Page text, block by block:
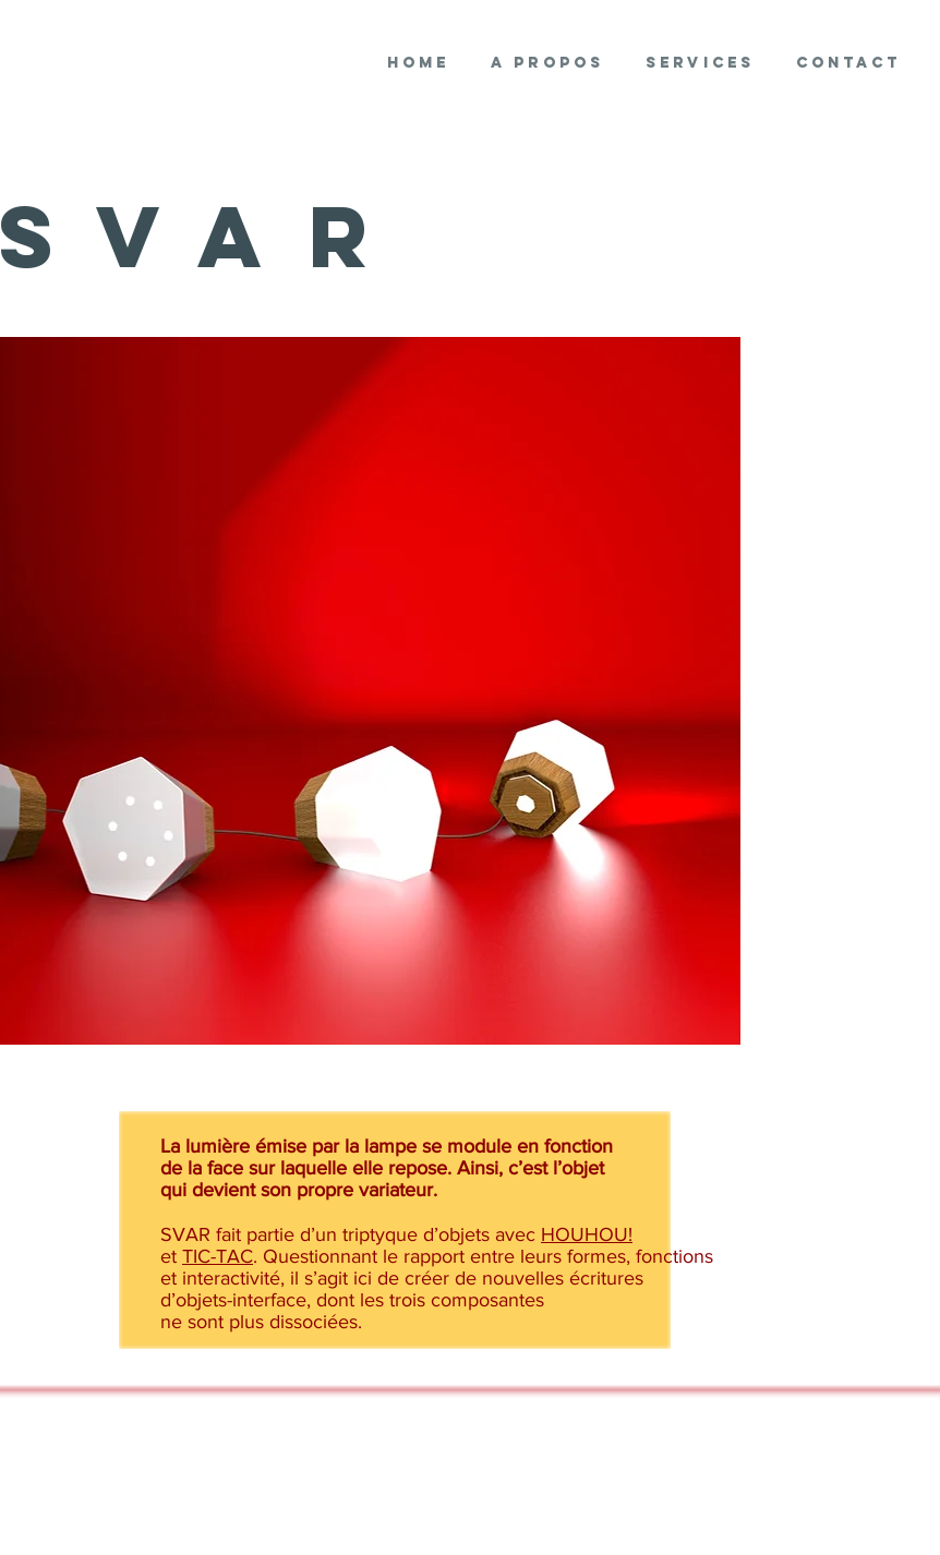
Home A propos Services Contact
SVAR
La lumière émise par la lampe se module en fonction
de la face sur laquelle elle repose. Ainsi, c’est l’objet
qui devient son propre variateur.
SVAR fait partie d’un triptyque d’objets avec HOUHOU!
et TIC-TAC. Questionnant le rapport entre leurs formes, fonctions
et interactivité, il s’agit ici de créer de nouvelles écritures
d’objets-interface, dont les trois composantes
ne sont plus dissociées.